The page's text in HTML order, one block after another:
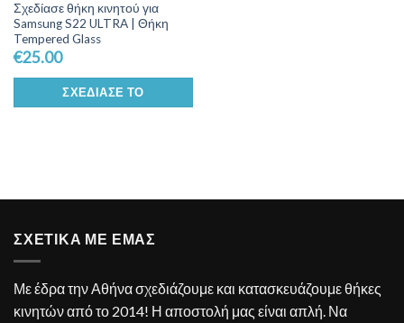
Σχεδίασε θήκη κινητού για
Samsung S22 ULTRA | Θήκη
Tempered Glass
€25.00
ΣΧΕΔΊΑΣΕ ΤΟ
ΣΧΕΤΙΚΑ ΜΕ ΕΜΑΣ
Με έδρα την Αθήνα σχεδιάζουμε και κατασκευάζουμε θήκες
κινητών από το 2014! Η αποστολή μας είναι απλή. Να